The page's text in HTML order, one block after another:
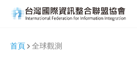
首頁 全球觀測